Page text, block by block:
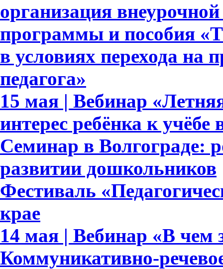
организация
программы и пособия
в условиях перехода на
педагога»
15 мая | Вебинар
интерес ребёнка к
Семинар в Волгограде:
развитии дошкольников
Фестиваль
крае
14 мая | Вебинар «В чем
Коммуникативно-